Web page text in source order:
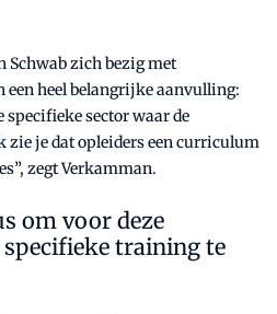
Schwab zich bezig met
heel belangrijke aanvulling:
sector waar de
zie je dat opleiders een curriculum
zegt Verkamman.
om voor deze
specifieke training te